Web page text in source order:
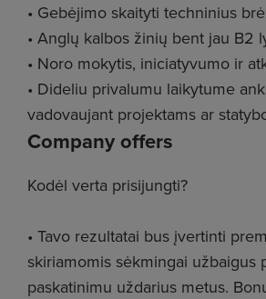
• Gebėjimo skaityti techninius
• Anglų kalbos žinių bent jau B2
• Noro mokytis, iniciatyvumo ir
• Dideliu privalumu laikytume
vadovaujant projektams ar
Company offers
Kodėl verta prisijungti?
• Tavo rezultatai bus įvertinti
skiriamomis sėkmingai užbaigus
paskatinimu uždarius metus.